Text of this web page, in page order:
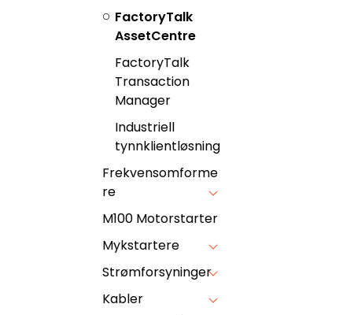
FactoryTalk
AssetCentre
FactoryTalk
Transaction
Manager
Industriell
tynnklientløsning
Frekvensomforme
re
M100 Motorstarter
Mykstartere
Strømforsyninger
Kabler